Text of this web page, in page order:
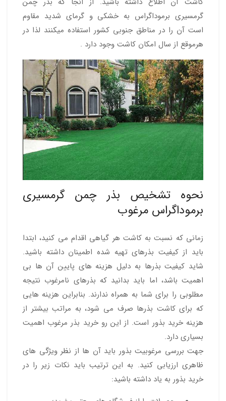
گرمسیری برموداگراس به خشکی و گرمای شدید مقاوم
است آن را در مناطق جنوبی کشور استفاده میکنند لذا در
هرموقع از سال امکان کاشت وجود دارد .
نحوه تشخیص بذر چمن گرمسیری
برموداگراس مرغوب
زمانی که نسبت به کاشت هر گیاهی اقدام می کنید، ابتدا
باید از کیفیت بذرهای تهیه شده اطمینان داشته باشید.
شاید کیفیت بذرها به دلیل هزینه های پایین آن ها بی
اهمیت باشد، اما باید بدانید که بذرهای نامرغوب نتیجه
مطلوبی را برای شما به همراه ندارند. بنابراین هزینه هایی
که برای کاشت بذرها صرف می شود، به مراتب بیشتر از
هزینه خرید بذور است. از این رو خرید بذر مرغوب اهمیت
بسیاری دارد.
جهت بررسی مرغوبیت بذور باید آن ها از نظر ویژگی های
ظاهری ارزیابی کنید. به این ترتیب باید نکات زیر را در
خرید بذور به یاد داشته باشید: